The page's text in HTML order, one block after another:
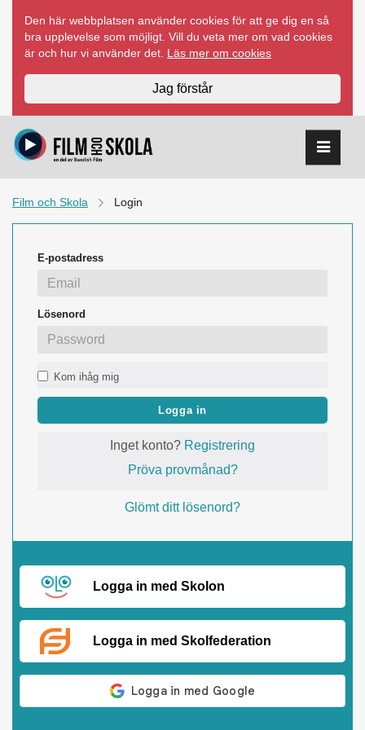
innehåll
Den här webbplatsen använder cookies för att ge dig en så
bra upplevelse som möjligt. Vill du veta mer om vad cookies
är och hur vi använder det. Läs mer om cookies
Jag förstår
Film och Skola Login
E-postadress
Lösenord
Kom ihåg mig
Logga in
Inget konto? Registrering
Pröva provmånad?
Glömt ditt lösenord?
Logga in med Skolon
Logga in med Skolfederation